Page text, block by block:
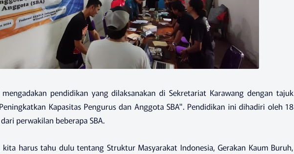
mengadakan pendidikan yang dilaksanakan di Sekretariat Karawang dengan tajuk
Kapasitas Pengurus dan Anggota SBA". Pendidikan ini dihadiri oleh 18
perwakilan beberapa SBA.
harus tahu dulu tentang Struktur Masyarakat Indonesia, Gerakan Kaum Buruh,